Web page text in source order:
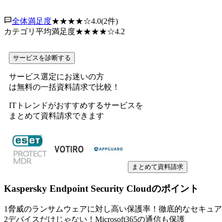
全体満足度★★★★☆4.0(2件)
カテゴリ平均満足度★★★★☆4.2
サービスを診断する
サービス選定にお迷いの方
は無料の一括資料請求で比較！
ITトレンドがおすすめするサービスを
まとめて資料請求できます
まとめて資料請求
Kaspersky Endpoint Security Cloudのポイント
1脅威のランサムウェアに対し高い保護率！徹底的なセキュ
2デバイスだけじゃない！Microsoft365の通信も保護